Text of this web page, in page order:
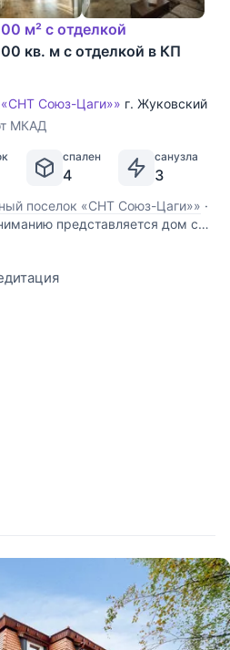
м² с отделкой
кв. м с отделкой в КП
Союз-Цаги»» г. Жуковский
МКАД
спален
4
санузла
3
поселок «СНТ Союз-Цаги»» ·
представляется дом с
кирпичом в
поселке Союз-ЦАГИ г.
расположенном в 25 км
шоссе. Дом построен по